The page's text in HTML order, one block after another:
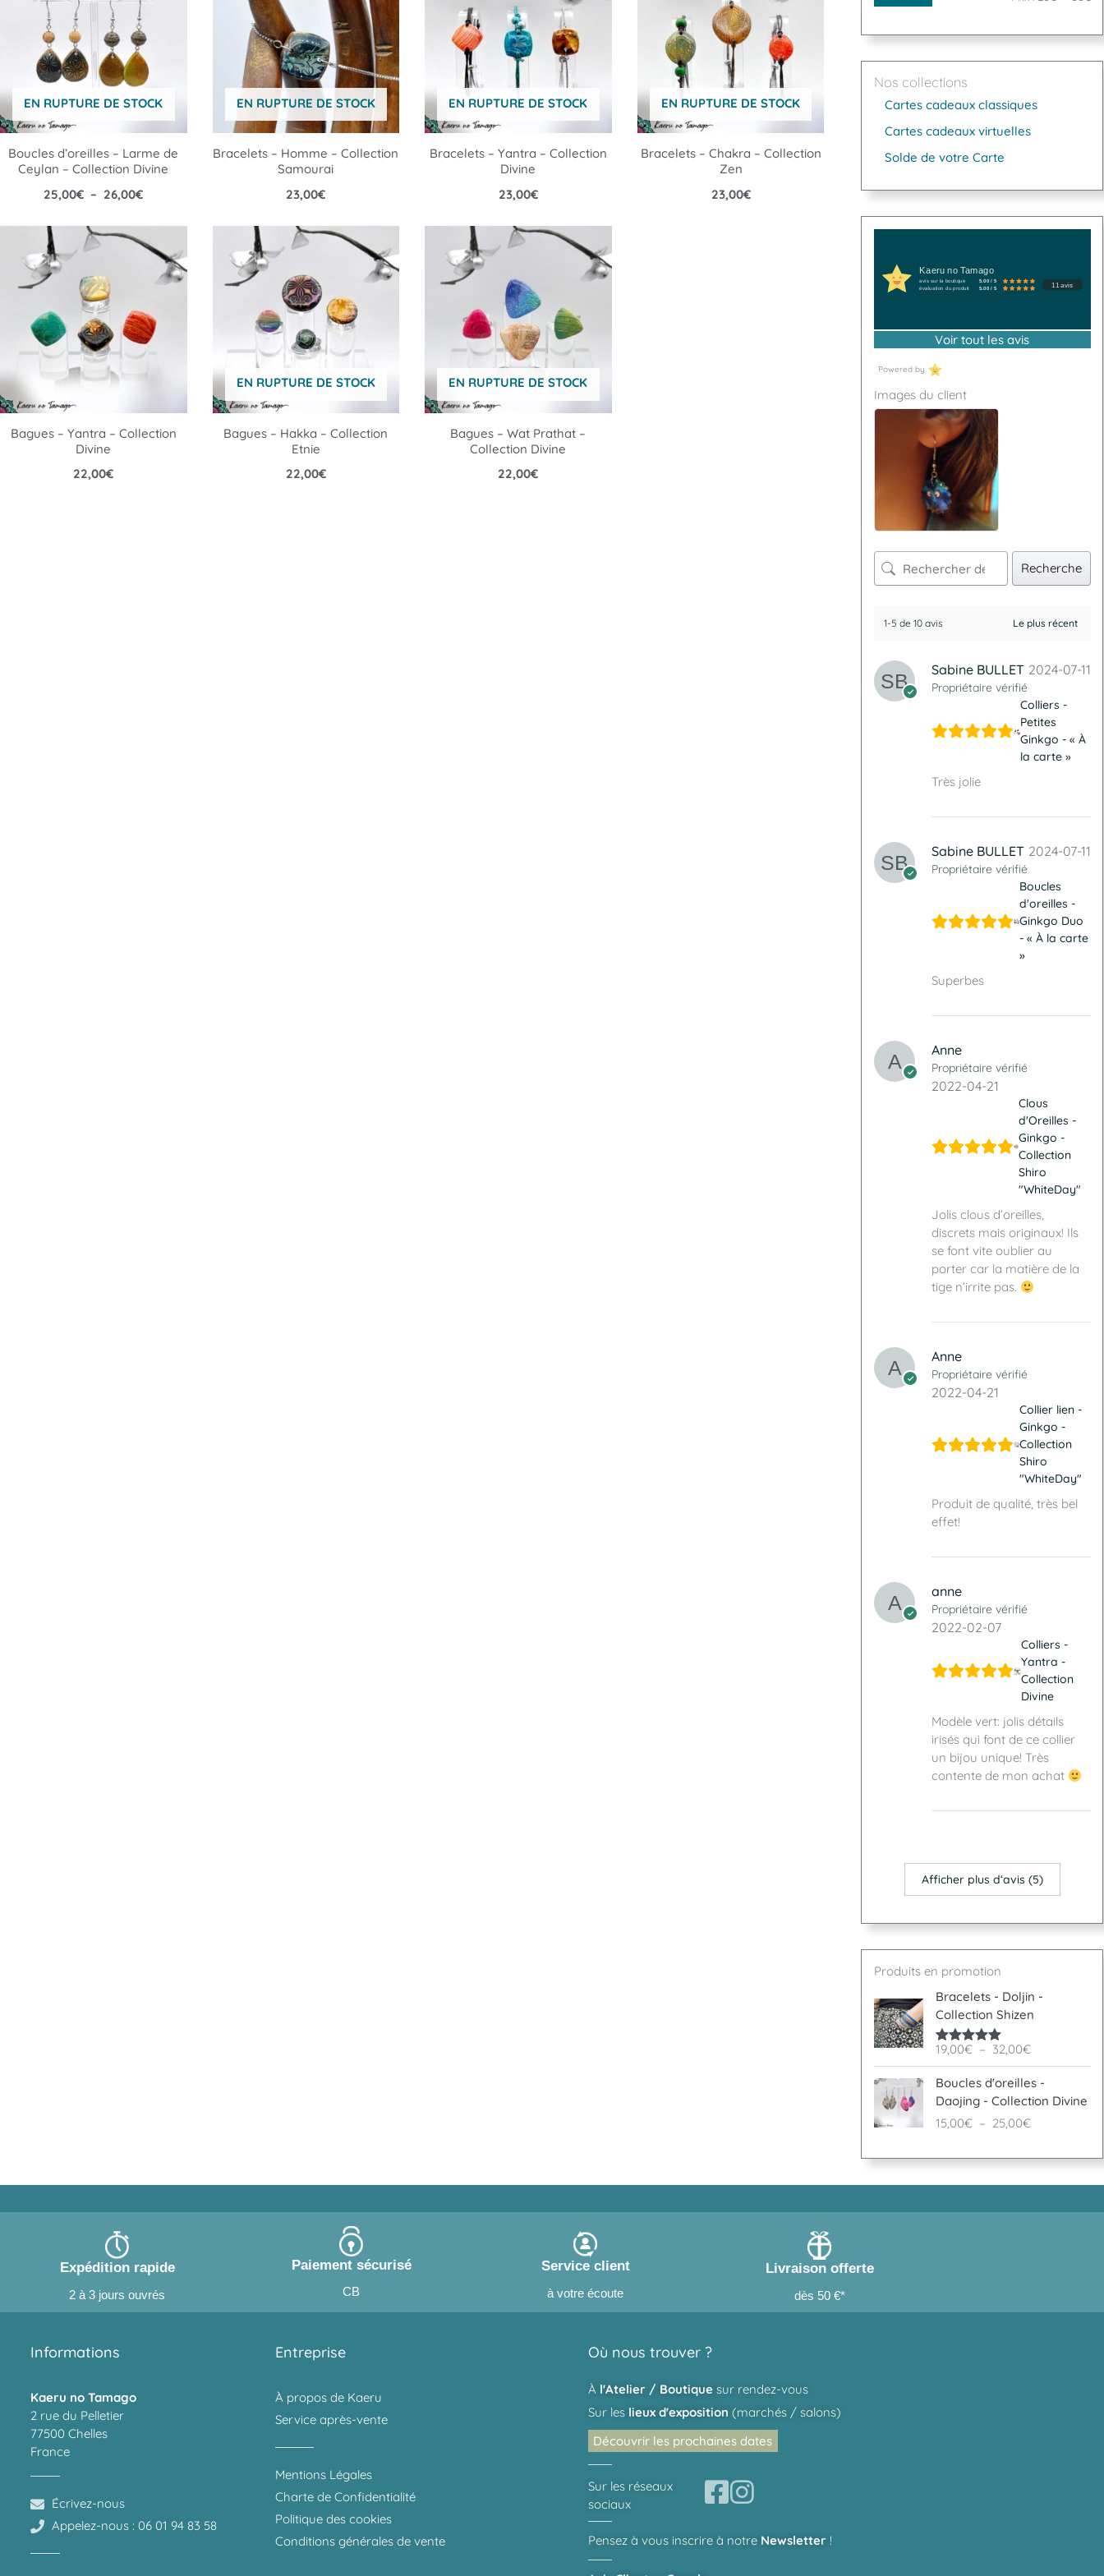
EN RUPTURE DE STOCK
Boucles d’oreilles – Larme de
Ceylan – Collection Divine
25,00€ – 26,00€
26,00€
EN RUPTURE DE STOCK
Bracelets – Homme – Collection
Samourai
23,00€
EN RUPTURE DE STOCK
Bracelets – Yantra – Collection
Divine
23,00€
EN RUPTURE DE STOCK
Bracelets – Chakra – Collection
Zen
23,00€
Bagues – Yantra – Collection
Divine
22,00€
EN RUPTURE DE STOCK
Bagues – Hakka – Collection
Etnie
22,00€
EN RUPTURE DE STOCK
Bagues – Wat Prathat –
Collection Divine
22,00€
Nos collections
Cartes cadeaux classiques
Cartes cadeaux virtuelles
Solde de votre Carte
Kaeru no Tamago
avis sur la boutique
5.00 / 5
évaluation du produit
5.00 / 5 11 avis
Voir tout les avis
Powered by
Images du client
Recherche
1-5 de 10 avis
Sabine BULLET
Propriétaire vérifié
2024-07-11
Colliers -
Petites
Ginkgo - « À
la carte »
Très jolie
Sabine BULLET
Propriétaire vérifié
2024-07-11
Boucles
d'oreilles -
Ginkgo Duo
- « À la carte
»
Superbes
Anne
Propriétaire vérifié
2022-04-21
Clous
d'Oreilles -
Ginkgo -
Collection
Shiro
"WhiteDay"
Jolis clous d’oreilles,
discrets mais originaux! Ils
se font vite oublier au
porter car la matière de la
tige n’irrite pas.
Anne
Propriétaire vérifié
2022-04-21
Collier lien -
Ginkgo -
Collection
Shiro
"WhiteDay"
Produit de qualité, très bel
effet!
anne
Propriétaire vérifié
2022-02-07
Colliers -
Yantra -
Collection
Divine
Modèle vert: jolis détails
irisés qui font de ce collier
un bijou unique! Très
contente de mon achat
Afficher plus d‘avis (5)
Produits en promotion
Bracelets - Doljin -
Collection Shizen
Note5.00
sur 5
19,00€ – 32,00€
de
prix :
19,00€
32,00€
Boucles d'oreilles -
Daojing - Collection Divine
15,00€ – 25,00€
de
prix :
15,00€
25,00€
Expédition rapide
2 à 3 jours ouvrés
Paiement sécurisé
CB
Service client
à votre écoute
Livraison offerte
dès 50 €*
Informations
Kaeru no Tamago
2 rue du Pelletier
77500 Chelles
France
Écrivez-nous
Appelez-nous : 06 01 94 83 58
Entreprise
À propos de Kaeru
Service après-vente
Mentions Légales
Charte de Confidentialité
Politique des cookies
Conditions générales de vente
Où nous trouver ?
À l'Atelier / Boutique sur rendez-vous
Sur les lieux d'exposition (marchés / salons)
Découvrir les prochaines dates
Sur les réseaux
sociaux
Pensez à vous inscrire à notre Newsletter !